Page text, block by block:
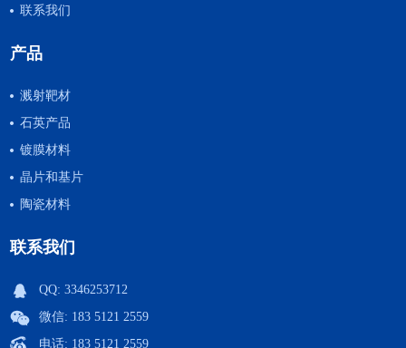
联系我们
产品
溅射靶材
石英产品
镀膜材料
晶片和基片
陶瓷材料
联系我们
QQ:3346253712
微信: 183 5121 2559
电话: 183 5121 2559